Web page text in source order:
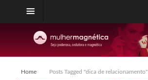
Home Posts Tagged "dica de relacionamento"